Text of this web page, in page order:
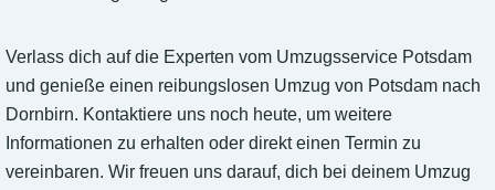
Verlass dich auf die Experten vom Umzugsservice Potsdam
und genieße einen reibungslosen Umzug von Potsdam nach
Dornbirn. Kontaktiere uns noch heute, um weitere
Informationen zu erhalten oder direkt einen Termin zu
vereinbaren. Wir freuen uns darauf, dich bei deinem Umzug